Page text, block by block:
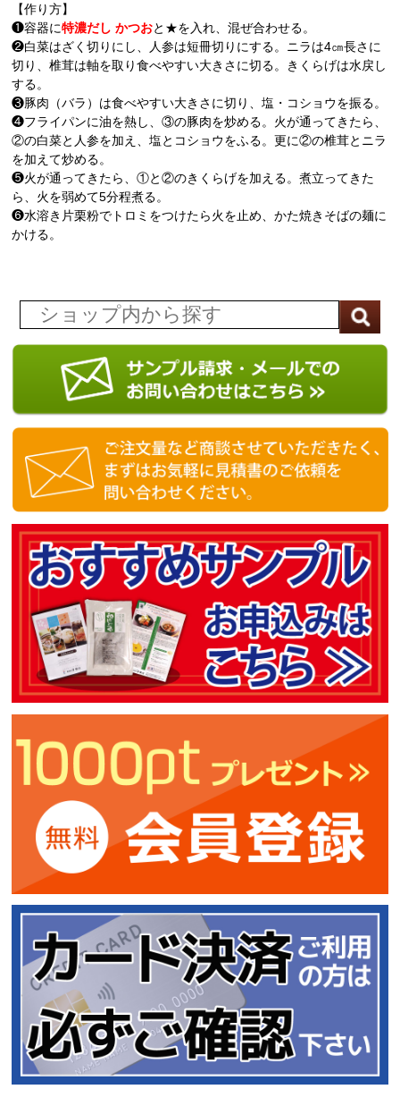
【作り方】
❶容器に特濃だし かつおと★を入れ、混ぜ合わせる。
❷白菜はざく切りにし、人参は短冊切りにする。ニラは4㎝長さに
切り、椎茸は軸を取り食べやすい大きさに切る。きくらげは水戻し
する。
❸豚肉（バラ）は食べやすい大きさに切り、塩・コショウを振る。
❹フライパンに油を熱し、③の豚肉を炒める。火が通ってきたら、
②の白菜と人参を加え、塩とコショウをふる。更に②の椎茸とニラ
を加えて炒める。
❺火が通ってきたら、①と②のきくらげを加える。煮立ってきた
ら、火を弱めて5分程煮る。
❻水溶き片栗粉でトロミをつけたら火を止め、かた焼きそばの麺に
かける。